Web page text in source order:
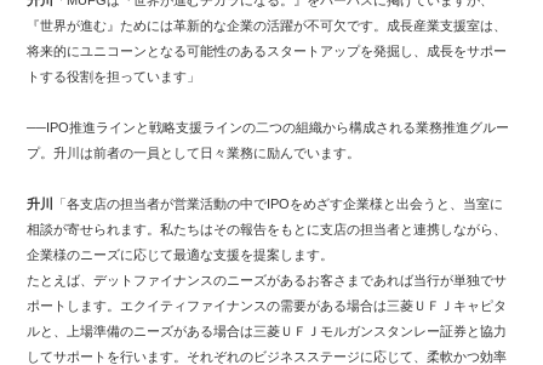
『世界が進む』ためには革新的な企業の活躍が不可欠です。成長産業支援室は、
将来的にユニコーンとなる可能性のあるスタートアップを発掘し、成長をサポー
トする役割を担っています」
──IPO推進ラインと戦略支援ラインの二つの組織から構成される業務推進グルー
プ。升川は前者の一員として日々業務に励んでいます。
升川
「各支店の担当者が営業活動の中でIPOをめざす企業様と出会うと、当室に
相談が寄せられます。私たちはその報告をもとに支店の担当者と連携しながら、
企業様のニーズに応じて最適な支援を提案します。
たとえば、デットファイナンスのニーズがあるお客さまであれば当行が単独でサ
ポートします。エクイティファイナンスの需要がある場合は三菱ＵＦＪキャピタ
ルと、上場準備のニーズがある場合は三菱ＵＦＪモルガンスタンレー証券と協力
してサポートを行います。それぞれのビジネスステージに応じて、柔軟かつ効率